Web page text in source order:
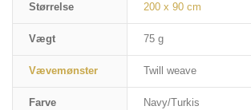
Størrelse 200 x 90 cm
Vægt 75 g
Vævemønster Twill weave
Farve Navy/Turkis